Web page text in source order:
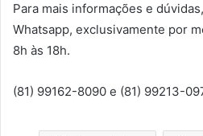
Para mais informações e
Whatsapp, exclusivamente por
8h às 18h.
(81) 99162-8090 e (81) 99213-